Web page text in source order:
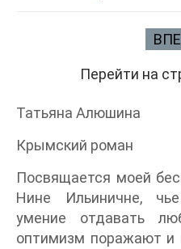
Перейти на
Татьяна Алюшина
Крымский роман
Посвящается моей
Нине Ильиничне,
умение отдавать
оптимизм поражают